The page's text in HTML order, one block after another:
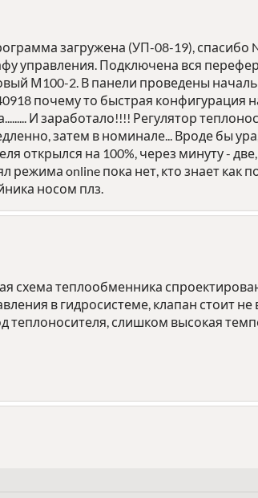
загружена (УП-08-19), спасибо
управления. Подключена вся
М100-2. В панели проведены
почему то быстрая конфигурация
И заработало!!!! Регулятор
затем в номинале... Вроде бы
открылся на 100%, через минуту -
режима online пока нет, кто знает
носом плз.
схема теплообменника
в гидросистеме, клапан стоит
теплоносителя, слишком высокая